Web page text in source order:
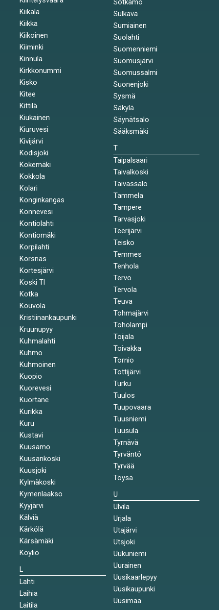
Kiikala
Kiikka
Kiikoinen
Kiiminki
Kinnula
Kirkkonummi
Kisko
Kitee
Kittilä
Kiukainen
Kiuruvesi
Kivijärvi
Kodisjoki
Kokemäki
Kokkola
Kolari
Konginkangas
Konnevesi
Kontiolahti
Kontiomäki
Korpilahti
Korsnäs
Kortesjärvi
Koski Tl
Kotka
Kouvola
Kristiinankaupunki
Kruunupyy
Kuhmalahti
Kuhmo
Kuhmoinen
Kuopio
Kuorevesi
Kuortane
Kurikka
Kuru
Kustavi
Kuusamo
Kuusankoski
Kuusjoki
Kylmäkoski
Kymenlaakso
Kyyjärvi
Kälviä
Kärkölä
Kärsämäki
Köyliö
L
Lahti
Laihia
Laitila
Sotkamo
Sulkava
Sumiainen
Suolahti
Suomenniemi
Suomusjärvi
Suomussalmi
Suonenjoki
Sysmä
Säkylä
Säynätsalo
Sääksmäki
T
Taipalsaari
Taivalkoski
Taivassalo
Tammela
Tampere
Tarvasjoki
Teerijärvi
Teisko
Temmes
Tenhola
Tervo
Tervola
Teuva
Tohmajärvi
Toholampi
Toijala
Toivakka
Tornio
Tottijärvi
Turku
Tuulos
Tuupovaara
Tuusniemi
Tuusula
Tyrnävä
Tyrväntö
Tyrvää
Töysä
U
Ulvila
Urjala
Utajärvi
Utsjoki
Uukuniemi
Uurainen
Uusikaarlepyy
Uusikaupunki
Uusimaa